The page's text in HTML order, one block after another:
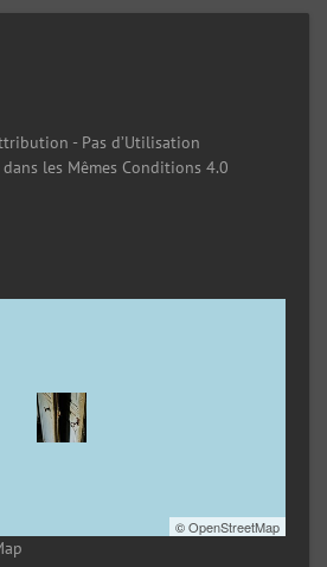
- Pas d’Utilisation
les Mêmes Conditions 4.0
©OpenStreetMap